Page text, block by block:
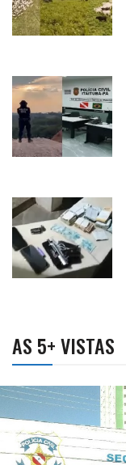
AS 5+ VISTAS